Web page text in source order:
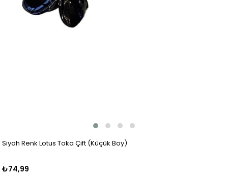
Siyah Renk Lotus Toka Çift (Küçük Boy)
₺74,99